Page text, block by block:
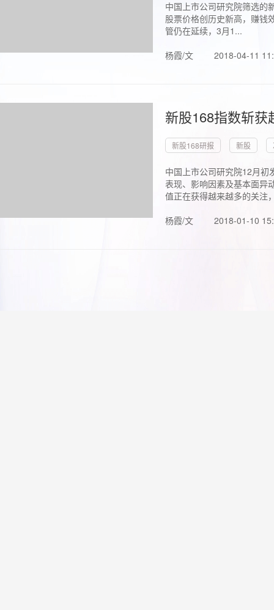
中国上市公司研究院筛选的
股票价格创历史新高，赚钱
管仍在延续，3月1...
杨霞/文
2018-04-11
新股168指数斩
新股168研报 新股
中国上市公司研究院12月初
表现、影响因素及基本面异
值正在获得越来越多的关注
杨霞/文
2018-01-10